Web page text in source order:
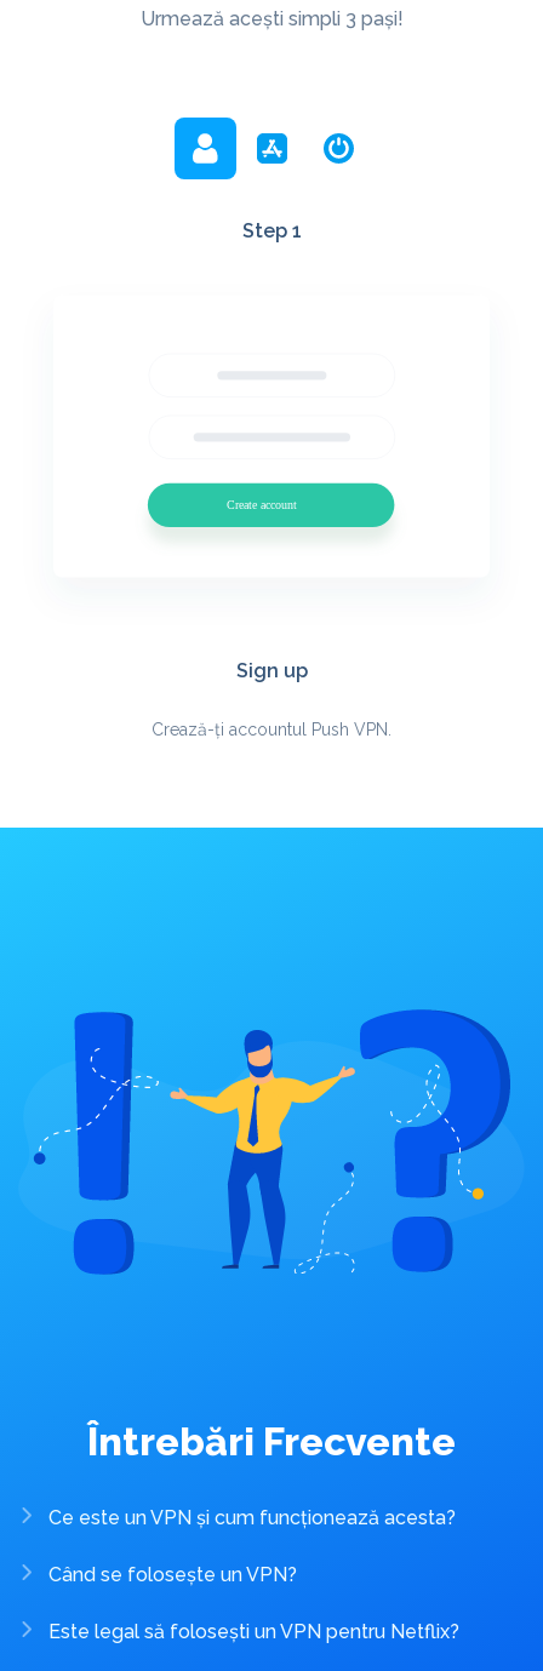
Urmează acești simpli 3 pași!
Step 1
Sign up
Crează-ți accountul Push VPN.
Întrebări Frecvente
Ce este un VPN și cum funcționează acesta?
Când se folosește un VPN?
Este legal să folosești un VPN pentru Netflix?